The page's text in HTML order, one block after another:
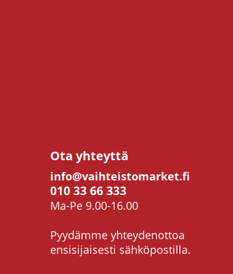
Ota yhteyttä
info@vaihteistomarket.fi
010 33 66 333
Ma-Pe 9.00-16.00
Pyydämme yhteydenottoa
ensisijaisesti sähköpostilla.